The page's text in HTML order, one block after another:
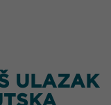
ULAZAK